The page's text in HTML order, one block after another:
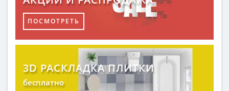
ПОСМОТРЕТЬ
3D РАСКЛАДКА ПЛИТКИ
бесплатно